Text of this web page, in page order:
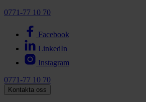
0771-77 10 70
Facebook
LinkedIn
Instagram
0771-77 10 70
Kontakta oss